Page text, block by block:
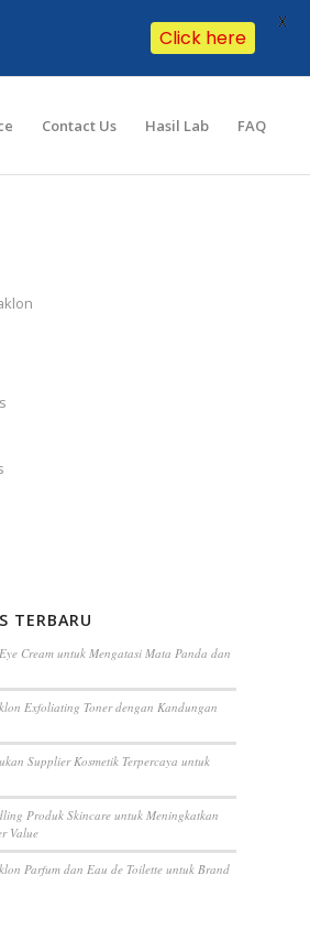
Contact Us Hasil Lab FAQ
TERBARU
Cream untuk Mengatasi Mata Panda dan
Exfoliating Toner dengan Kandungan
Supplier Kosmetik Terpercaya untuk
Produk Skincare untuk Meningkatkan
Value
Parfum dan Eau de Toilette untuk Brand
Click here
X